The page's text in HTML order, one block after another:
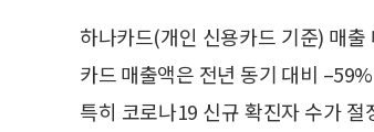
하나카드(개인 신용카드 기준) 매
카드 매출액은 전년 동기 대비
특히 코로나19 신규 확진자 수가